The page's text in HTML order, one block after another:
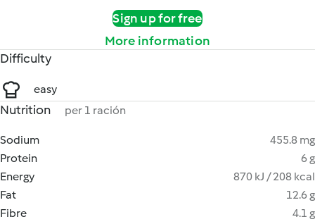
Sign up for free
More information
Difficulty
easy
Nutrition per 1 ración
Sodium
455.8 mg
Protein
6 g
Energy
870 kJ / 208 kcal
Fat
12.6 g
Fibre
4.1 g